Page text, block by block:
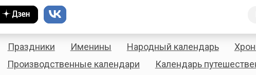
Праздники Именины Народный календарь
Производственные календари Календарь